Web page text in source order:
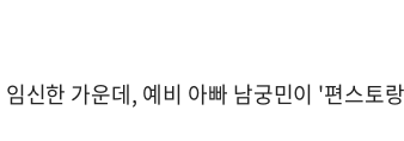
신한 가운데, 예비 아빠 남궁민이 '편스토